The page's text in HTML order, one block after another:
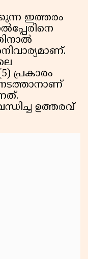
ഇത്തരം
പ്രകാരം
ഉത്തരവ്